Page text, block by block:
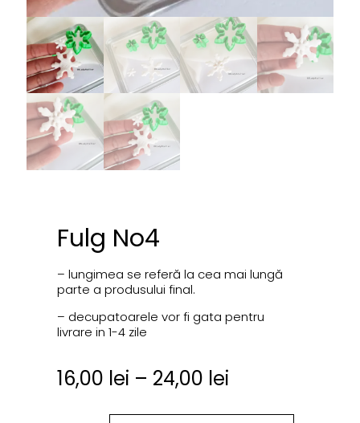
Fulg No4
– lungimea se referă la cea mai lungă
parte a produsului final.
– decupatoarele vor fi gata pentru
livrare in 1-4 zile
16,00 lei – 24,00 lei